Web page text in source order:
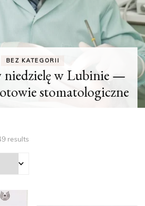
BEZ KATEGORII
niedzielę w Lubinie —
stomatologiczne
results